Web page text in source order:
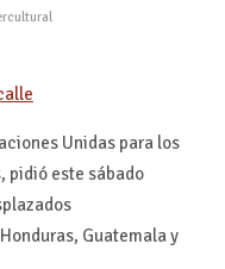
Unidas para los
pidió este sábado
Guatemala y